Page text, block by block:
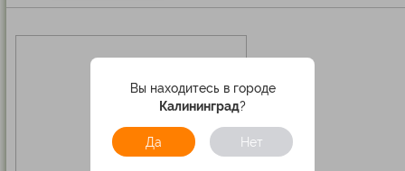
Вы находитесь в городе
Калининград?
Да Нет